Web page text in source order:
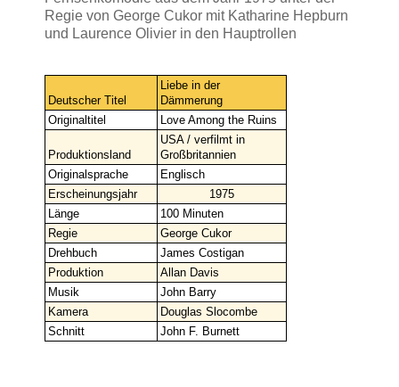
Regie von George Cukor mit Katharine Hepburn
und Laurence Olivier in den Hauptrollen
Deutscher Titel
Liebe in der
Dämmerung
Originaltitel
Love Among the Ruins
Produktionsland
USA / verfilmt in
Großbritannien
Originalsprache
Englisch
Erscheinungsjahr
1975
Länge
100 Minuten
Regie
George Cukor
Drehbuch
James Costigan
Produktion
Allan Davis
Musik
John Barry
Kamera
Douglas Slocombe
Schnitt
John F. Burnett